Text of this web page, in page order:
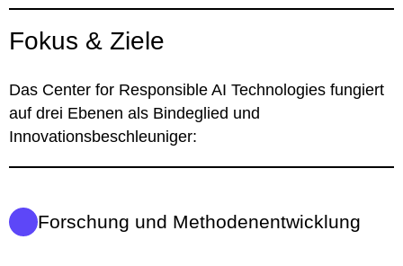
Fokus & Ziele
Das Center for Responsible AI Technologies fungiert
auf drei Ebenen als Bindeglied und
Innovationsbeschleuniger:
Forschung und Methodenentwicklung